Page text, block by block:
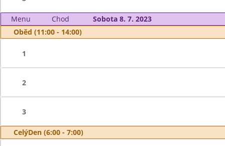
Menu Chod
Sobota 8. 7. 2023
Oběd (11:00 - 14:00)
1
2
3
CelýDen (6:00 - 7:00)